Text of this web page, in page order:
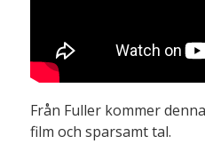
Från Fuller kommer
film och sparsamt tal.